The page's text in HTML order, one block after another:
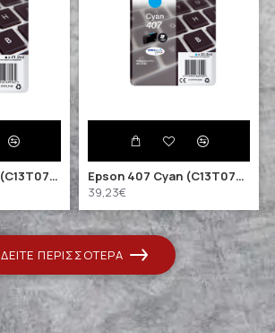
Epson 407 Black (C13T07U140) (EPST07U140)
Epson 407 Cyan (C13T07U240) (EPST07U240)
39,23€
ΔΕΊΤΕ ΠΕΡΙΣΣΌΤΕΡΑ